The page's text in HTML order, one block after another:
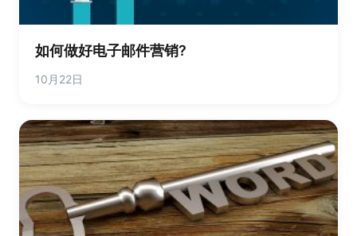
如何做好电子邮件营销?
10月22日